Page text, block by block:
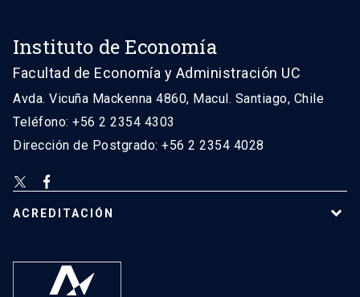
Instituto de Economía
Facultad de Economía y Administración UC
Avda. Vicuña Mackenna 4860, Macul. Santiago, Chile
Teléfono: +56 2 2354 4303
Dirección de Postgrado: +56 2 2354 4028
ACREDITACIÓN